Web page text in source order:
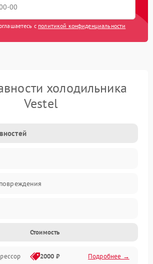
с политикой конфиденциальности
холодильника
Vestel
Стоимость
2000 ₽ Подробнее →